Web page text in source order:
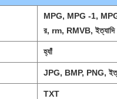
MPG, MPG -1,
র, rm, RMVB,
হ্যাঁ
JPG, BMP, PNG,
TXT